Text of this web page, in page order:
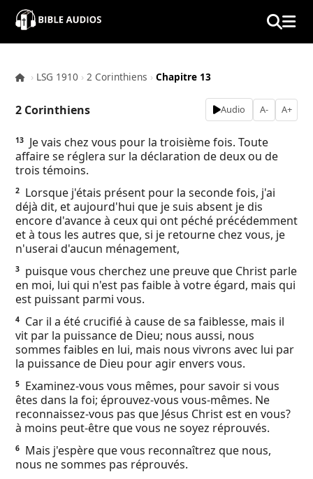
×
Contacts
About
Copyright
Download
L.O.A
Ebook
› LSG 1910 › 2 Corinthiens › Chapitre 13
2 Corinthiens Audio A- A+
13
Je vais chez vous pour la troisième fois. Toute
affaire se réglera sur la déclaration de deux ou de
trois témoins.
2
Lorsque j'étais présent pour la seconde fois, j'ai
déjà dit, et aujourd'hui que je suis absent je dis
encore d'avance à ceux qui ont péché précédemment
et à tous les autres que, si je retourne chez vous, je
n'userai d'aucun ménagement,
3
puisque vous cherchez une preuve que Christ parle
en moi, lui qui n'est pas faible à votre égard, mais qui
est puissant parmi vous.
4
Car il a été crucifié à cause de sa faiblesse, mais il
vit par la puissance de Dieu; nous aussi, nous
sommes faibles en lui, mais nous vivrons avec lui par
la puissance de Dieu pour agir envers vous.
5
Examinez-vous vous mêmes, pour savoir si vous
êtes dans la foi; éprouvez-vous vous-mêmes. Ne
reconnaissez-vous pas que Jésus Christ est en vous?
à moins peut-être que vous ne soyez réprouvés.
6
Mais j'espère que vous reconnaîtrez que nous,
nous ne sommes pas réprouvés.